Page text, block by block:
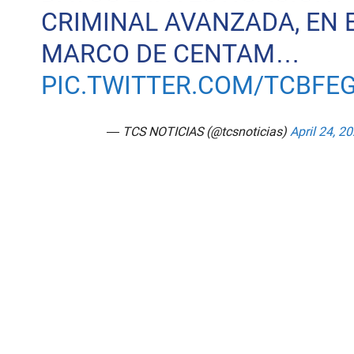
CRIMINAL AVANZADA, EN
MARCO DE CENTAM…
PIC.TWITTER.COM/
— TCS NOTICIAS (@tcsnoticias) April 24,